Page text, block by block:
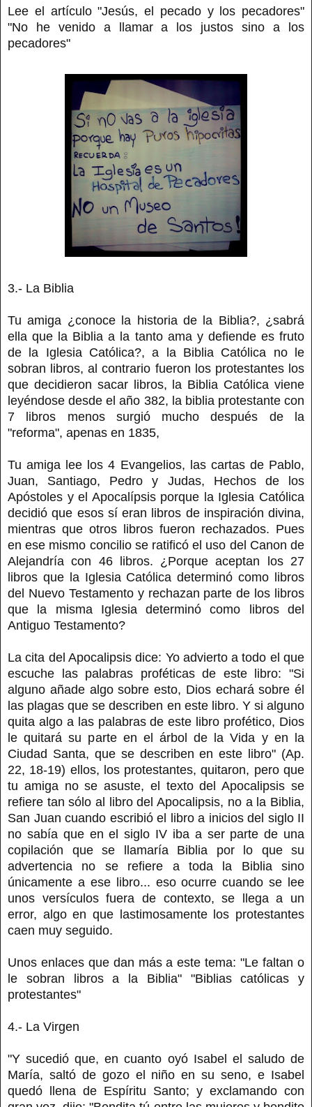
Lee el artículo "Jesús, el pecado y los pecadores"
"No he venido a llamar a los justos sino a los
pecadores"
3.- La Biblia
Tu amiga ¿conoce la historia de la Biblia?, ¿sabrá
ella que la Biblia a la tanto ama y defiende es fruto
de la Iglesia Católica?, a la Biblia Católica no le
sobran libros, al contrario fueron los protestantes los
que decidieron sacar libros, la Biblia Católica viene
leyéndose desde el año 382, la biblia protestante con
7 libros menos surgió mucho después de la
"reforma", apenas en 1835,
Tu amiga lee los 4 Evangelios, las cartas de Pablo,
Juan, Santiago, Pedro y Judas, Hechos de los
Apóstoles y el Apocalípsis porque la Iglesia Católica
decidió que esos sí eran libros de inspiración divina,
mientras que otros libros fueron rechazados. Pues
en ese mismo concilio se ratificó el uso del Canon de
Alejandría con 46 libros. ¿Porque aceptan los 27
libros que la Iglesia Católica determinó como libros
del Nuevo Testamento y rechazan parte de los libros
que la misma Iglesia determinó como libros del
Antiguo Testamento?
La cita del Apocalipsis dice: Yo advierto a todo el que
escuche las palabras proféticas de este libro: "Si
alguno añade algo sobre esto, Dios echará sobre él
las plagas que se describen en este libro. Y si alguno
quita algo a las palabras de este libro profético, Dios
le quitará su parte en el árbol de la Vida y en la
Ciudad Santa, que se describen en este libro" (Ap.
22, 18-19) ellos, los protestantes, quitaron, pero que
tu amiga no se asuste, el texto del Apocalipsis se
refiere tan sólo al libro del Apocalipsis, no a la Biblia,
San Juan cuando escribió el libro a inicios del siglo II
no sabía que en el siglo IV iba a ser parte de una
copilación que se llamaría Biblia por lo que su
advertencia no se refiere a toda la Biblia sino
únicamente a ese libro... eso ocurre cuando se lee
unos versículos fuera de contexto, se llega a un
error, algo en que lastimosamente los protestantes
caen muy seguido.
Unos enlaces que dan más a este tema: "Le faltan o
le sobran libros a la Biblia" "Biblias católicas y
protestantes"
4.- La Virgen
"Y sucedió que, en cuanto oyó Isabel el saludo de
María, saltó de gozo el niño en su seno, e Isabel
quedó llena de Espíritu Santo; y exclamando con